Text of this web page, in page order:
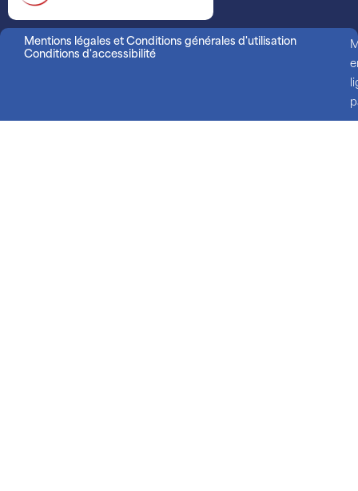
Mentions légales et Conditions générales d'utilisation
Conditions d'accessibilité